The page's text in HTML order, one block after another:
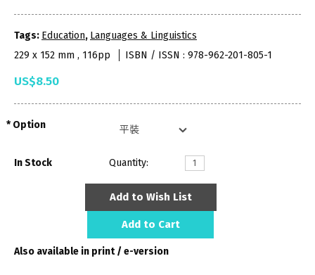
Tags: Education, Languages & Linguistics
229 x 152 mm , 116pp
ISBN / ISSN : 978-962-201-805-1
US$8.50
Option
In Stock Quantity:
Add to Wish List
Add to Cart
Also available in print / e-version